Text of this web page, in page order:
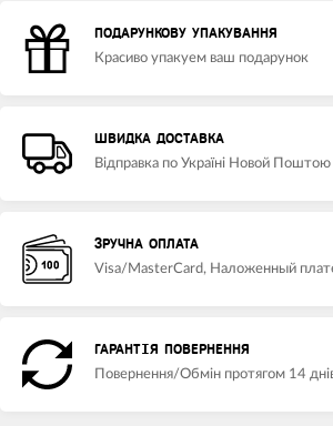
ПОДАРУНКОВУ УПАКУВАННЯ
Красиво упакуем ваш подарунок
ШВИДКА ДОСТАВКА
Відправка по Україні Новой Поштою
ЗРУЧНА ОПЛАТА
Visa/MasterCard, Наложенный
ГАРАНТІЯ ПОВЕРНЕННЯ
Повернення/Обмін протягом 14